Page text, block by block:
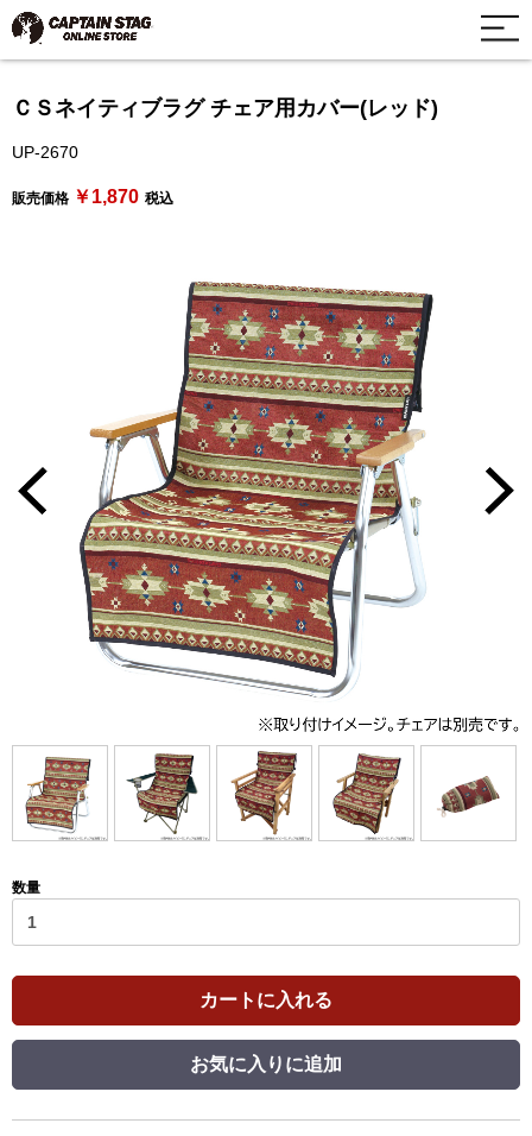
ＣＳネイティブラグ チェア用カバー(レッド)
UP-2670
販売価格 ￥1,870 税込
数量
カートに入れる
お気に入りに追加